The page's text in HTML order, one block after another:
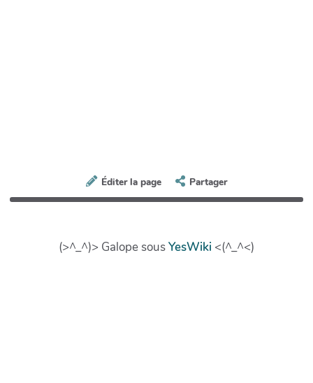
Éditer la page Partager
(>^_^)> Galope sousYesWiki <(^_^<)